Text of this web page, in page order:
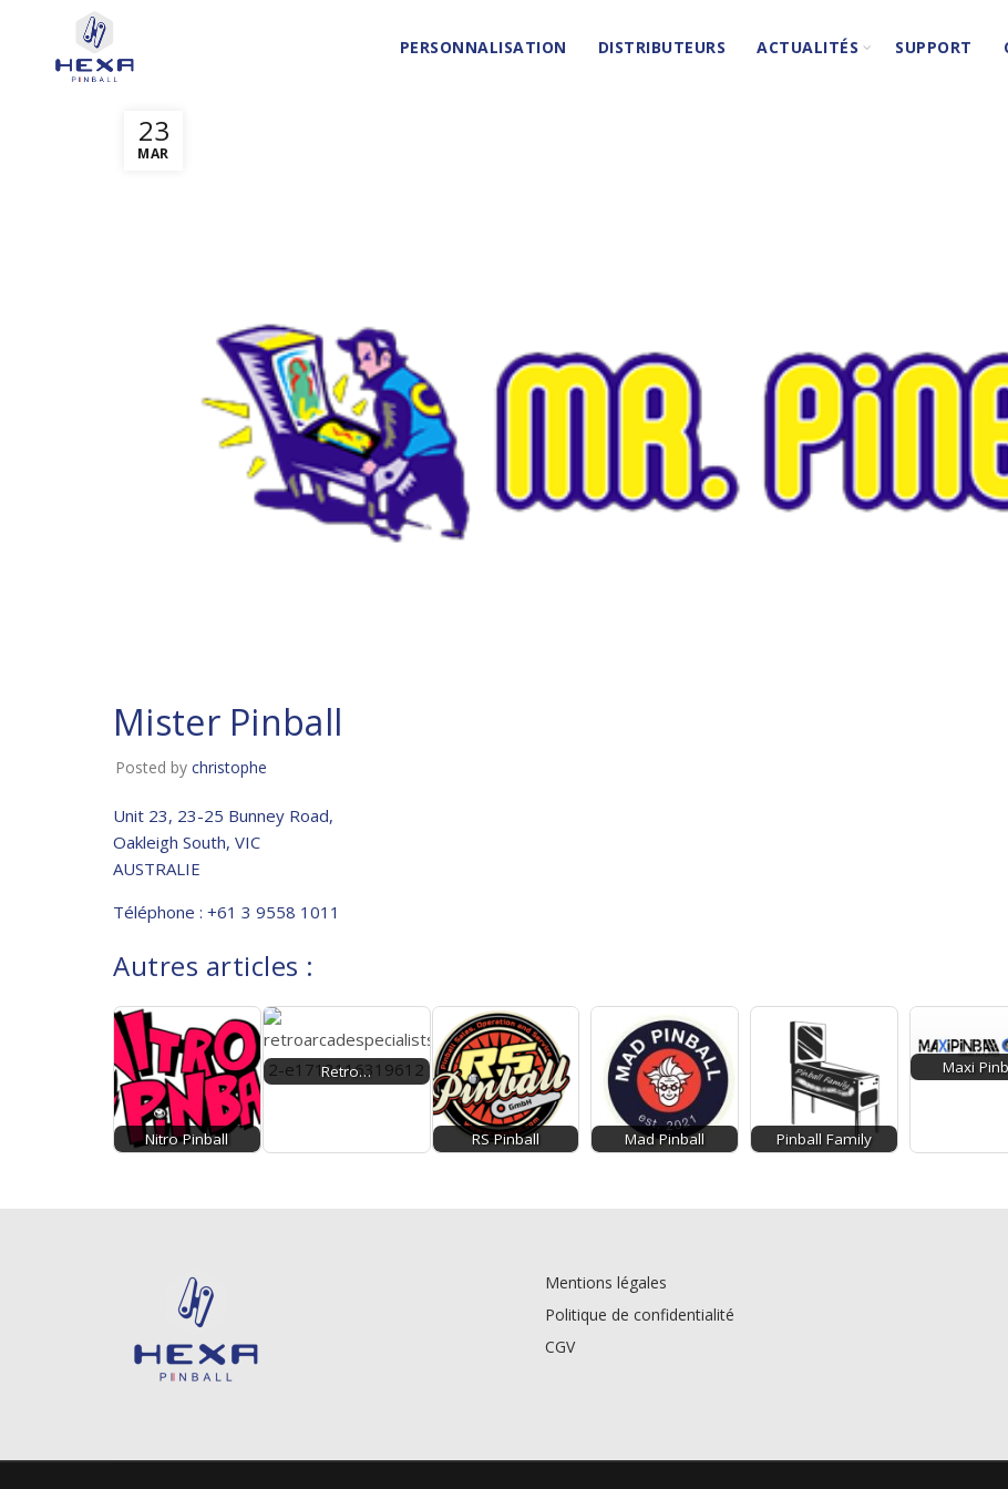
PERSONNALISATION DISTRIBUTEURS ACTUALITÉS SUPPORT
23
MAR
Mister Pinball
Posted by christophe
Unit 23, 23-25 Bunney Road,
Oakleigh South, VIC
AUSTRALIE
Téléphone : +61 3 9558 1011
Autres articles :
Nitro Pinball
Retro…
RS Pinball Mad Pinball Pinball Family
Maxi
Mentions légales
Politique de confidentialité
CGV